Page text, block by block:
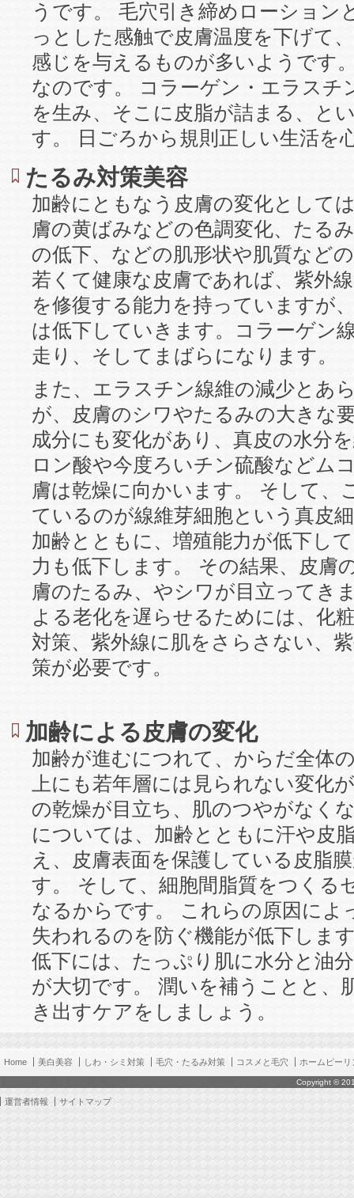
うです。 毛穴引き締めローション
っとした感触で皮膚温度を下げて
感じを与えるものが多いようです
なのです。 コラーゲン・エラスチ
を生み、そこに皮脂が詰まる、と
す。 日ごろから規則正しい生活を
たるみ対策美容
加齢にともなう皮膚の変化として
膚の黄ばみなどの色調変化、たる
の低下、などの肌形状や肌質など
若くて健康な皮膚であれば、紫外
を修復する能力を持っていますが
は低下していきます。コラーゲン
走り、そしてまばらになります。
また、エラスチン線維の減少とあ
が、皮膚のシワやたるみの大きな
成分にも変化があり、真皮の水分
ロン酸や今度ろいチン硫酸などム
膚は乾燥に向かいます。 そして、
ているのが線維芽細胞という真皮
加齢とともに、増殖能力が低下し
力も低下します。 その結果、皮膚
膚のたるみ、やシワが目立ってき
よる老化を遅らせるためには、化
対策、紫外線に肌をさらさない、
策が必要です。
加齢による皮膚の変化
加齢が進むにつれて、からだ全体
上にも若年層には見られない変化
の乾燥が目立ち、肌のつやがなく
については、加齢とともに汗や皮
え、皮膚表面を保護している皮脂
す。 そして、細胞間脂質をつくる
なるからです。 これらの原因によ
失われるのを防ぐ機能が低下しま
低下には、たっぷり肌に水分と油
が大切です。 潤いを補うことと、
き出すケアをしましょう。
Home 美白美容 しわ・シミ対策 毛穴・たるみ対策 コスメと毛穴 ホームピーリ
ヒアルロン酸とは ヒア
運営者情報 サイトマップ
Copyright ©